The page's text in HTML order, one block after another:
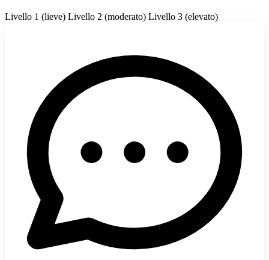
Livello 1 (lieve) Livello 2 (moderato) Livello 3 (elevato)